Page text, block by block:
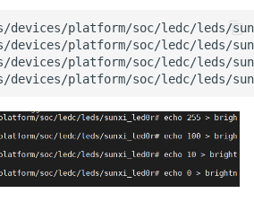
devices/platform/soc/ledc/leds/
devices/platform/soc/ledc/leds/
devices/platform/soc/ledc/leds/